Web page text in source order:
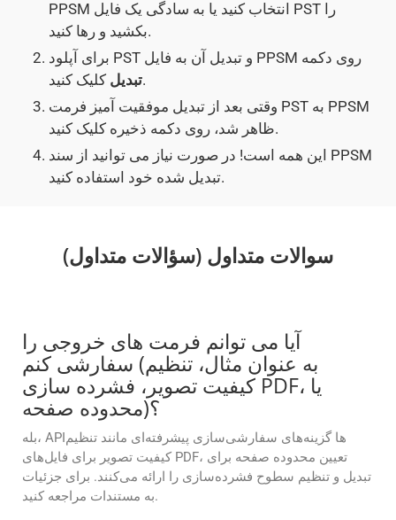
PPSM انتخاب کنید یا به سادگی یک فایل PST را
بکشید و رها کنید.
برای آپلود PST و تبدیل آن به فایل PPSM روی دکمه
تبدیلکلیک کنید.
وقتی بعد از تبدیل موفقیت آمیز فرمت PST به PPSM
ظاهر شد، روی دکمه ذخیره کلیک کنید.
این همه است! در صورت نیاز می توانید از سند PPSM
تبدیل شده خود استفاده کنید.
سوالات متداول (سؤالات متداول)
آیا می توانم فرمت های خروجی را
سفارشی کنم (به عنوان مثال، تنظیم
کیفیت تصویر، فشرده سازی PDF، یا
محدوده صفحه)؟
بله، APIها گزینه‌های سفارشی‌سازی پیشرفته‌ای مانند تنظیم
کیفیت تصویر برای فایل‌های PDF، تعیین محدوده صفحه برای
تبدیل و تنظیم سطوح فشرده‌سازی را ارائه می‌کنند. برای جزئیات
به مستندات مراجعه کنید.